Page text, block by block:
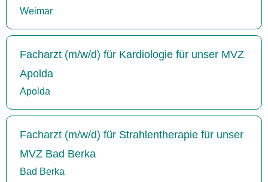
Weimar
Facharzt (m/w/d) für Kardiologie für unser MVZ
Apolda
Apolda
Facharzt (m/w/d) für Strahlentherapie für unser
MVZ Bad Berka
Bad Berka